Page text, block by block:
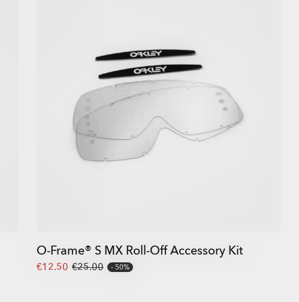
O-Frame® S MX Roll-Off Accessory Kit
€12.50 €25.00 50%